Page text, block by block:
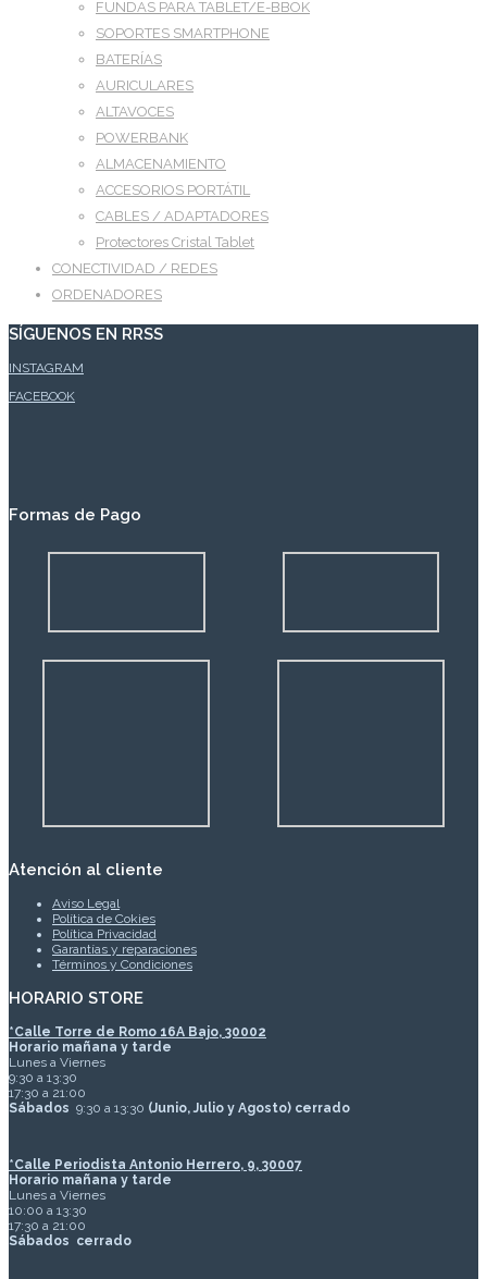
FUNDAS PARA TABLET/E-BBOK
SOPORTES SMARTPHONE
BATERÍAS
AURICULARES
ALTAVOCES
POWERBANK
ALMACENAMIENTO
ACCESORIOS PORTÁTIL
CABLES / ADAPTADORES
Protectores Cristal Tablet
CONECTIVIDAD / REDES
ORDENADORES
SÍGUENOS EN RRSS
INSTAGRAM
FACEBOOK
Formas de Pago
Atención al cliente
Aviso Legal
Política de Cokies
Política Privacidad
Garantías y reparaciones
Términos y Condiciones
HORARIO STORE
*Calle Torre de Romo 16A Bajo, 30002
Horario mañana y tarde
Lunes a Viernes
9:30 a 13:30
17:30 a 21:00
Sábados 9:30 a 13:30 (Junio, Julio y Agosto) cerrado
*Calle Periodista Antonio Herrero, 9, 30007
Horario mañana y tarde
Lunes a Viernes
10:00 a 13:30
17:30 a 21:00
Sábados cerrado